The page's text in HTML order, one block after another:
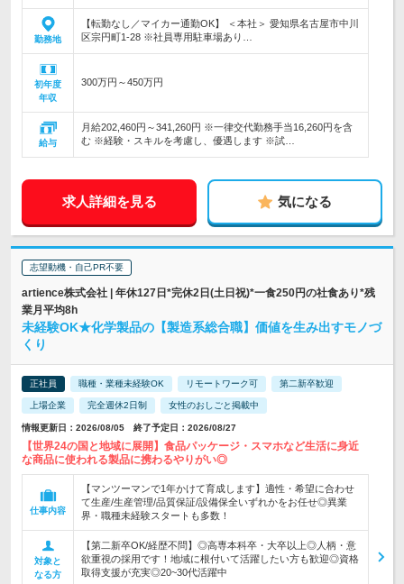
勤務地
【転勤なし／マイカー通勤OK】 ＜本社＞ 愛知県名古屋市中川
区宗円町1-28 ※社員専用駐車場あり…
初年度
年収
300万円～450万円
給与
月給202,460円～341,260円 ※一律交代勤務手当16,260円を含
む ※経験・スキルを考慮し、優遇します ※試…
求人詳細を見る 気になる
志望動機・自己PR不要
artience株式会社 | 年休127日*完休2日(土日祝)*一食250円の社食あり*残
業月平均8h
未経験OK★化学製品の【製造系総合職】価値を生み出すモノづ
くり
正社員 職種・業種未経験OK リモートワーク可 第二新卒歓迎
上場企業 完全週休2日制 女性のおしごと掲載中
情報更新日：2026/08/05 終了予定日：2026/08/27
【世界24の国と地域に展開】食品パッケージ・スマホなど生活に身近
な商品に使われる製品に携わるやりがい◎
仕事内容
【マンツーマンで1年かけて育成します】適性・希望に合わせ
て生産/生産管理/品質保証/設備保全いずれかをお任せ◎異業
界・職種未経験スタートも多数！
対象と
なる方
【第二新卒OK/経歴不問】◎高専本科卒・大卒以上◎人柄・意
欲重視の採用です！地域に根付いて活躍したい方も歓迎◎資格
取得支援が充実◎20~30代活躍中